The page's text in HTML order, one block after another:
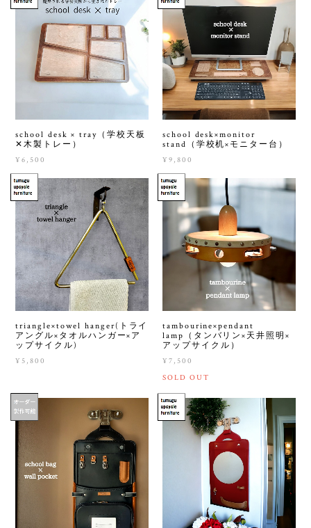
school desk × tray（学校天板
✕木製トレー）
¥6,500
school desk×monitor
stand（学校机×モニター台）
¥9,800
triangle×towel hanger(トライ
アングル×タオルハンガー×ア
ップサイクル)
¥5,800
tambourine×pendant
lamp（タンバリン×天井照明×
アップサイクル）
¥7,500
SOLD OUT